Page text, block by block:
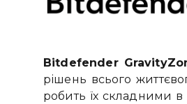
Bitdefender
рішень всього
робить їх складними в